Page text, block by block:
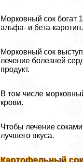
Морковный сок богат
альфа- и бета-каротин.
Морковный сок
лечение болезней
продукт.
В том числе
крови.
Чтобы лечение
лучшего вкуса.
Картофельный